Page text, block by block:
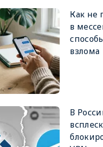
Как не
в
взлома
В